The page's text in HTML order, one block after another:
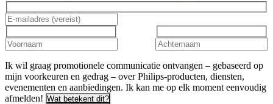
Ik wil graag promotionele communicatie ontvangen – gebaseerd op
mijn voorkeuren en gedrag – over Philips-producten, diensten,
evenementen en aanbiedingen. Ik kan me op elk moment eenvoudig
afmelden! Wat betekent dit?